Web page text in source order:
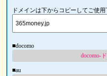
ドメインは下からコピーしてご使用
■docomo
docomo-
■au